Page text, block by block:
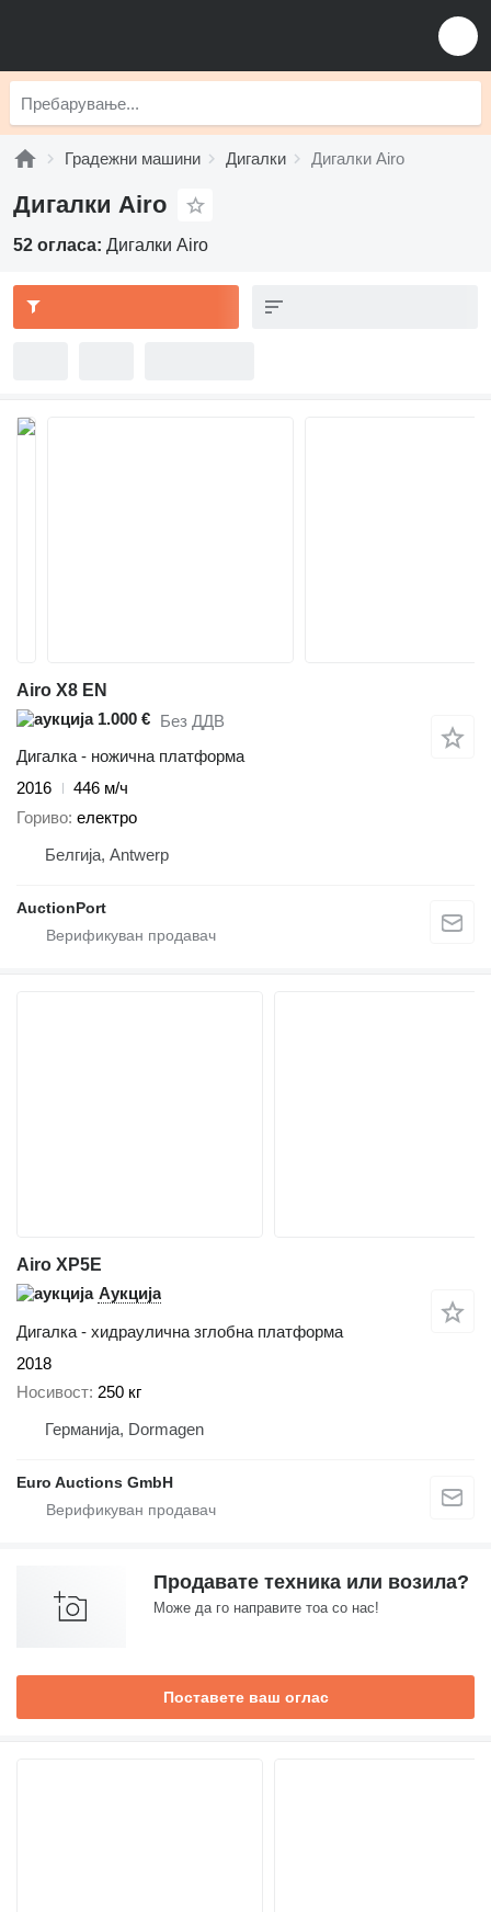
Градежни машини Дигалки Дигалки Airo
Дигалки Airo
52 огласа: Дигалки Airo
Airo X8 EN
1.000 € Без ДДВ
Дигалка - ножична платформа
2016
446 м/ч
Гориво електро
Белгија, Antwerp
AuctionPort
Airo XP5E
Аукција
Дигалка - хидраулична зглобна платформа
2018
Носивост 250 кг
Германија, Dormagen
Euro Auctions GmbH
Продавате техника или возила?
Може да го направите тоа со нас!
Поставете ваш оглас